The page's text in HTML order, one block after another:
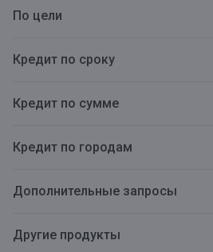
По цели
Кредит по сроку
Кредит по сумме
Кредит по городам
Дополнительные запросы
Другие продукты